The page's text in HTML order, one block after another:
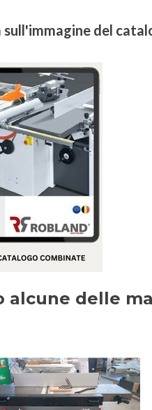
sull'immagine del
alcune delle